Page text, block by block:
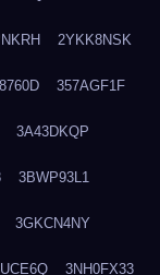
2YKK8NSK
357AGF1F
3A43DKQP
3BWP93L1
3GKCN4NY
3NH0FX33